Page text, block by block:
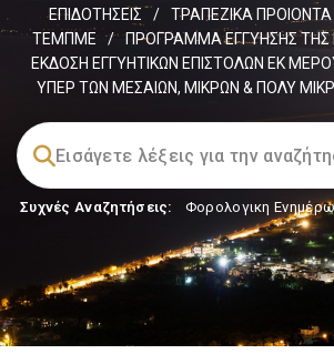
ΕΠΙΔΟΤΗΣΕΙΣ
/ ΤΡΑΠΕΖΙΚΑ ΠΡΟΙΟΝΤΑ
ΤΕΜΠΜΕ
/
ΠΡΟΓΡΑΜΜΑ ΕΓΓΥΗΣΗΣ ΤΗΣ
ΕΚΔΟΣΗ ΕΓΓΥΗΤΙΚΩΝ ΕΠΙΣΤΟΛΩΝ ΕΚ
ΥΠΕΡ ΤΩΝ ΜΕΣΑΙΩΝ, ΜΙΚΡΩΝ & ΠΟΛΥ
Συχνές Αναζητήσεις: Φορολογικη